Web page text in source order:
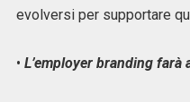
evolversi per supportare
• L’employer branding farà